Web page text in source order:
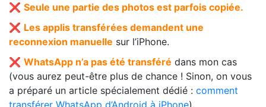
❌ Seule une partie des photos est parfois copiée.
❌ Les applis transférées demandent une
reconnexion manuelle sur l’iPhone.
❌ WhatsApp n’a pas été transféré dans mon cas
(vous aurez peut-être plus de chance ! Sinon, on vous
a préparé un article spécialement dédié : comment
transférer WhatsApp d’Android à iPhone).